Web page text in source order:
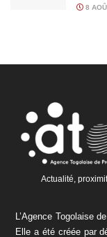
8
Actualité,
L’Agence Togolaise
Elle a été créée par